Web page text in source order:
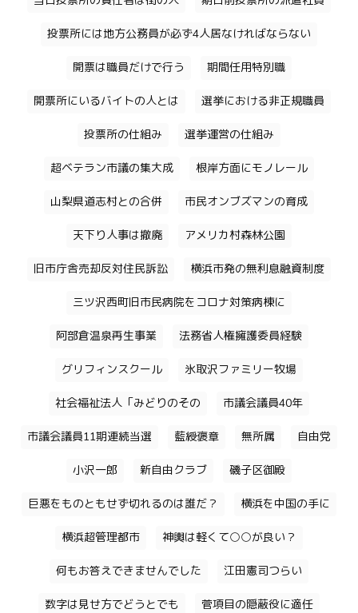
投票所には地方公務員が必ず4人居なければならない
開票は職員だけで行う 期間任用特別職
開票所にいるバイトの人とは 選挙における非正規職員
投票所の仕組み 選挙運営の仕組み
超ベテラン市議の集大成 根岸方面にモノレール
山梨県道志村との合併 市民オンブズマンの育成
天下り人事は撤廃 アメリカ村森林公園
旧市庁舎売却反対住民訴訟 横浜市発の無利息融資制度
三ツ沢西町旧市民病院をコロナ対策病棟に
阿部倉温泉再生事業 法務省人権擁護委員経験
グリフィンスクール 氷取沢ファミリー牧場
社会福祉法人「みどりのその 市議会議員40年
市議会議員11期連続当選 藍綬褒章 無所属 自由党
小沢一郎 新自由クラブ 磯子区御殿
巨悪をものともせず切れるのは誰だ？ 横浜を中国の手に
横浜超管理都市 神輿は軽くて○○が良い？
何もお答えできませんでした 江田憲司つらい
数字は見せ方でどうとでも 菅項目の隠蔽役に適任